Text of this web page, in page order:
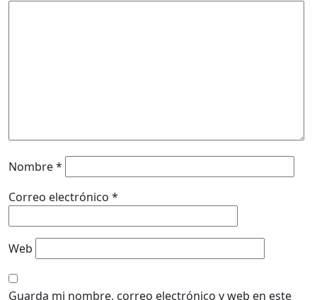
Nombre*
Correo electrónico *
Web
Guarda mi nombre, correo electrónico y web en este